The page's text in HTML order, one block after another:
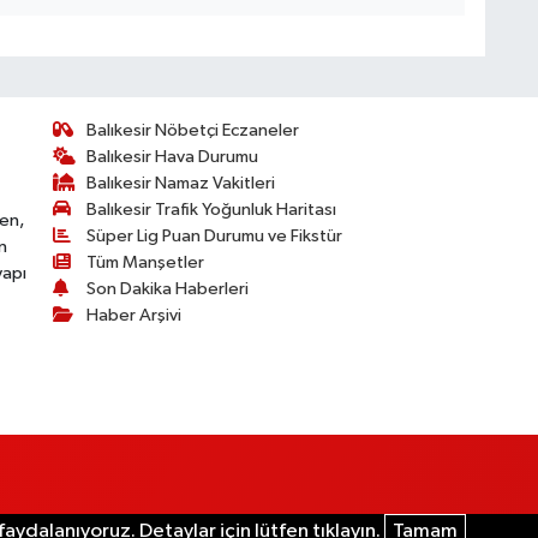
Balıkesir Nöbetçi Eczaneler
Balıkesir Hava Durumu
Balıkesir Namaz Vakitleri
Balıkesir Trafik Yoğunluk Haritası
Süper Lig Puan Durumu ve Fikstür
Tüm Manşetler
Son Dakika Haberleri
Haber Arşivi
Detaylar için lütfen tıklayın. Tamam